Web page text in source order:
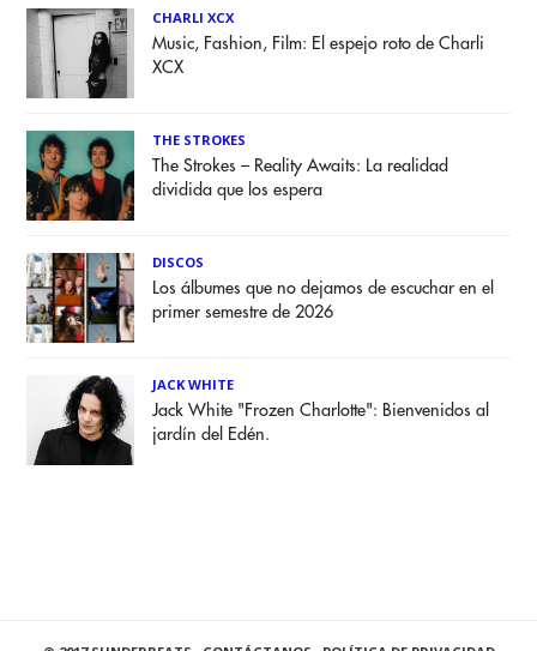
CHARLI XCX
Music, Fashion, Film: El espejo roto de Charli
XCX
THE STROKES
The Strokes – Reality Awaits: La realidad
dividida que los espera
DISCOS
Los álbumes que no dejamos de escuchar en el
primer semestre de 2026
JACK WHITE
Jack White "Frozen Charlotte": Bienvenidos al
jardín del Edén.